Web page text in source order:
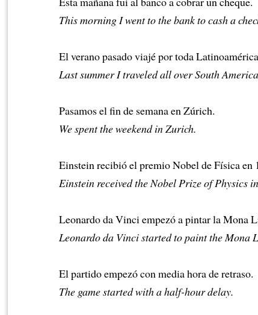
This morning I went to the bank to cash a
El verano pasado viajé por toda
Last summer I traveled all over South
Pasamos el fin de semana en Zúrich.
We spent the weekend in Zurich.
Einstein recibió el premio Nobel de Física en
Einstein received the Nobel Prize of Physics
Leonardo da Vinci empezó a pintar la Mona
Leonardo da Vinci started to paint the Mona
El partido empezó con media hora de retraso.
The game started with a half-hour delay.